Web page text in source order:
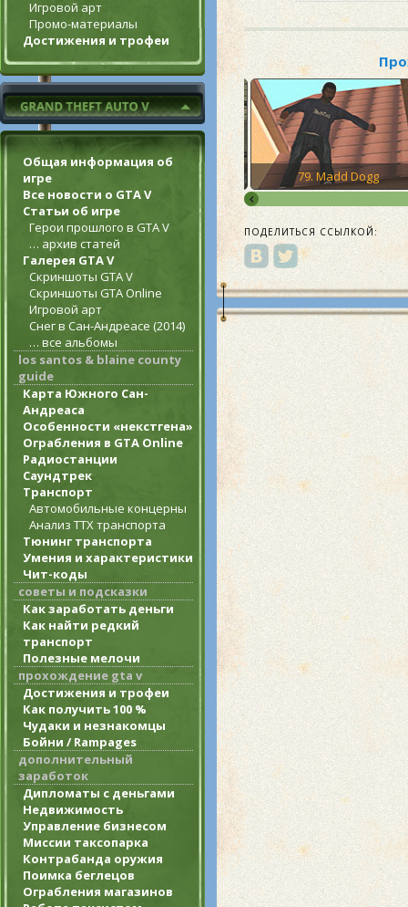
Игровой арт
Промо-материалы
Достижения и трофеи
Общая информация об
игре
Все новости о GTA V
Статьи об игре
Герои прошлого в GTA V
… архив статей
Галерея GTA V
Скриншоты GTA V
Скриншоты GTA Online
Игровой арт
Снег в Сан-Андреасе (2014)
… все альбомы
los santos & blaine county
guide
Карта Южного Сан-
Андреаса
Особенности «некстгена»
Ограбления в GTA Online
Радиостанции
Саундтрек
Транспорт
Автомобильные концерны
Анализ ТТХ транспорта
Тюнинг транспорта
Умения и характеристики
Чит-коды
советы и подсказки
Как заработать деньги
Как найти редкий
транспорт
Полезные мелочи
прохождение gta v
Достижения и трофеи
Как получить 100 %
Чудаки и незнакомцы
Бойни / Rampages
дополнительный
заработок
Дипломаты с деньгами
Недвижимость
Управление бизнесом
Миссии таксопарка
Контрабанда оружия
Поимка беглецов
Ограбления магазинов
78. The Meat Business 79. Madd Dogg
ПОДЕЛИТЬСЯ ССЫЛКОЙ: